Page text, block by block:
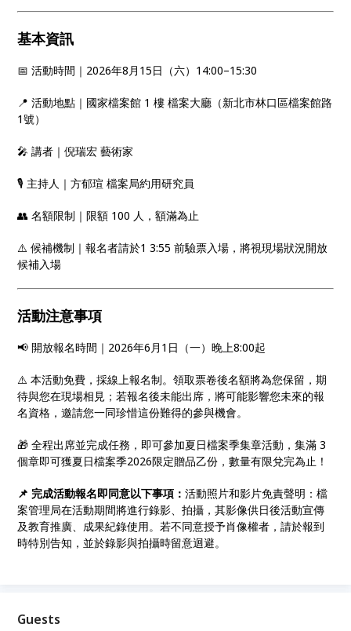
基本資訊
📅 活動時間｜2026年8月15日（六）14:00–15:30
📍 活動地點｜國家檔案館 1 樓 檔案大廳（新北市林口區檔案館路
1號）
🎤 講者｜倪瑞宏 藝術家
🎙️ 主持人｜方郁瑄 檔案局約用研究員
👥 名額限制｜限額 100 人，額滿為止
⚠️ 候補機制｜報名者請於1 3:55 前驗票入場，將視現場狀況開放
候補入場
活動注意事項
📢 開放報名時間｜2026年6月1日（一）晚上8:00起
⚠️ 本活動免費，採線上報名制。領取票卷後名額將為您保留，期
待與您在現場相見；若報名後未能出席，將可能影響您未來的報
名資格，邀請您一同珍惜這份難得的參與機會。
🎁 全程出席並完成任務，即可參加夏日檔案季集章活動，集滿 3
個章即可獲夏日檔案季2026限定贈品乙份，數量有限兌完為止！
📌 完成活動報名即同意以下事項：活動照片和影片免責聲明：檔
案管理局在活動期間將進行錄影、拍攝，其影像供日後活動宣傳
及教育推廣、成果紀錄使用。若不同意授予肖像權者，請於報到
時特別告知，並於錄影與拍攝時留意迴避。
Guests